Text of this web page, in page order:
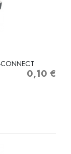
Precio
0,10 €